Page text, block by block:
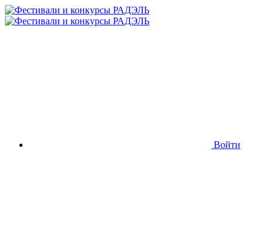
Войти